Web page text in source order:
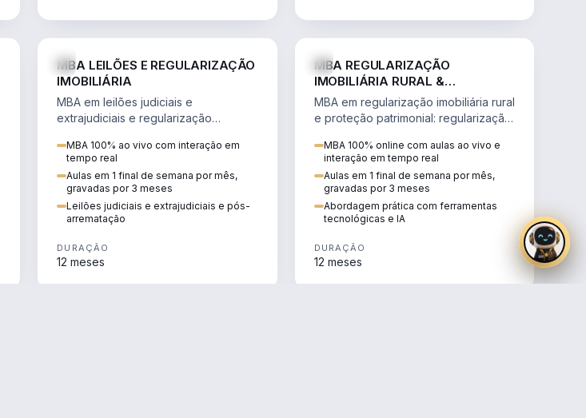
MBA LEILÕES E REGULARIZAÇÃO
IMOBILIÁRIA
MBA em leilões judiciais e
extrajudiciais e regularização
alienação fiduciária e pós-
arrematação.
MBA 100% ao vivo com interação em
tempo real
Aulas em 1 final de semana por mês,
gravadas por 3 meses
Leilões judiciais e extrajudiciais e pós-
arrematação
DURAÇÃO
12 meses
MBA REGULARIZAÇÃO
IMOBILIÁRIA RURAL &
PROTEÇÃO PATRIMONIAL
MBA em regularização imobiliária rural
e proteção patrimonial: regularização
rural.
MBA 100% online com aulas ao vivo e
interação em tempo real
Aulas em 1 final de semana por mês,
gravadas por 3 meses
Abordagem prática com ferramentas
tecnológicas e IA
DURAÇÃO
12 meses